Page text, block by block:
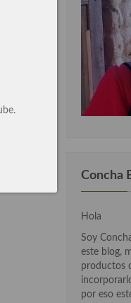
Concha
Hola
Soy
este blog,
productos
por eso